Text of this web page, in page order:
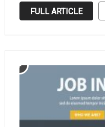
di bidang developer,
manufacturer, dan
FULL ARTICLE